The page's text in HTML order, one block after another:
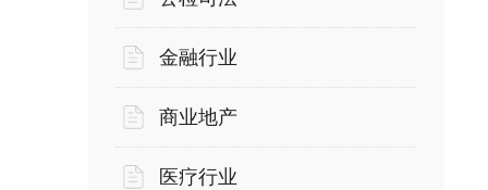
金融行业
商业地产
医疗行业